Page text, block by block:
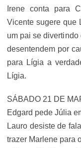
Irene conta para
Vicente sugere que
um pai se
desentendem por
para Lígia a
Lígia.
SÁBADO 21 DE
Edgard pede Júlia
Lauro desiste de
trazer Marlene para